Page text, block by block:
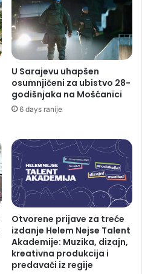
U Sarajevu uhapšen
osumnjičeni za ubistvo 28-
godišnjaka na Mošćanici
6 days ranije
Otvorene prijave za treće
izdanje Helem Nejse Talent
Akademije: Muzika, dizajn,
kreativna produkcija i
predavači iz regije